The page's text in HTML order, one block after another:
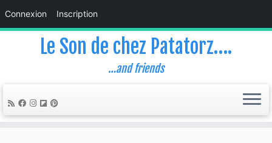
Connexion Inscription
Le Son de chez Patatorz….
…and friends